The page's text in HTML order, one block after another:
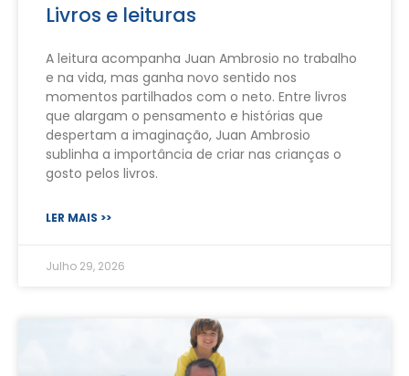
Livros e leituras
A leitura acompanha Juan Ambrosio no trabalho
e na vida, mas ganha novo sentido nos
momentos partilhados com o neto. Entre livros
que alargam o pensamento e histórias que
despertam a imaginação, Juan Ambrosio
sublinha a importância de criar nas crianças o
gosto pelos livros.
LER MAIS >>
Julho 29, 2026